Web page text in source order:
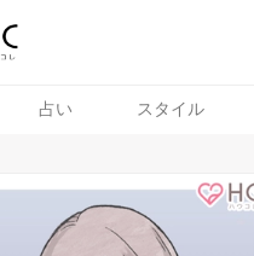
占い スタイル